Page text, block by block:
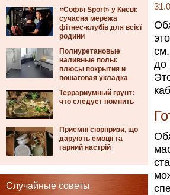
«Софія Sport» у Києві:
сучасна мережа
фітнес-клубів для всієї
родини
Полиуретановые
наливные полы:
плюсы покрытия и
пошаговая укладка
Террариумный грунт:
что следует помнить
Приємні сюрпризи, що
дарують емоції та
гарний настрій
Случайные советы
до